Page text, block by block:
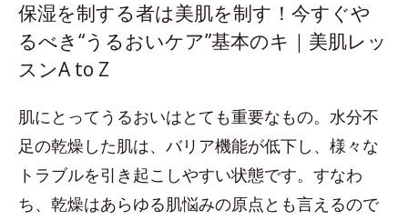
保湿を制する者は美肌を制す！今すぐや
るべき“うるおいケア”基本のキ｜美肌レッ
スンA to Z
肌にとってうるおいはとても重要なもの。水分不
足の乾燥した肌は、バリア機能が低下し、様々な
トラブルを引き起こしやすい状態です。すなわ
ち、乾燥はあらゆる肌悩みの原点とも言えるので